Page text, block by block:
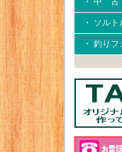
・ ソル
・ 釣り